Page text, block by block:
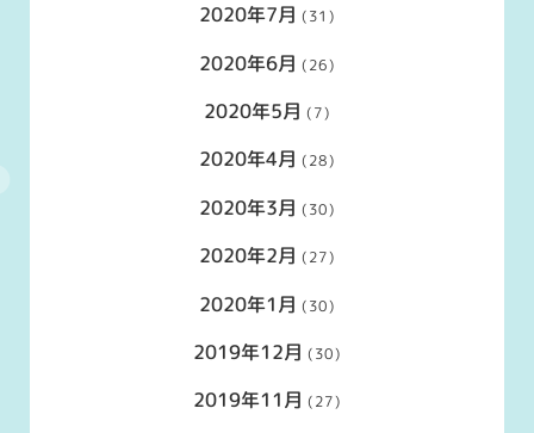
2020年7月 (31)
2020年6月 (26)
2020年5月 (7)
2020年4月 (28)
2020年3月 (30)
2020年2月 (27)
2020年1月 (30)
2019年12月 (30)
2019年11月 (27)